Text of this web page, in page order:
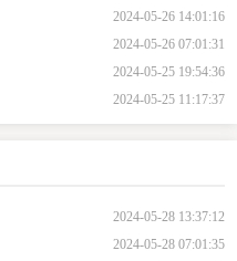
2024-05-26 14:01:16
2024-05-26 07:01:31
2024-05-25 19:54:36
2024-05-25 11:17:37
2024-05-28 13:37:12
2024-05-28 07:01:35